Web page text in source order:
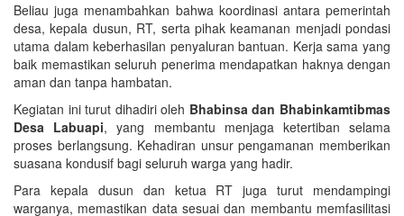
Beliau juga menambahkan bahwa koordinasi antara pemerintah
desa, kepala dusun, RT, serta pihak keamanan menjadi pondasi
utama dalam keberhasilan penyaluran bantuan. Kerja sama yang
baik memastikan seluruh penerima mendapatkan haknya dengan
aman dan tanpa hambatan.
Kegiatan ini turut dihadiri oleh Bhabinsa dan Bhabinkamtibmas
Desa Labuapi, yang membantu menjaga ketertiban selama
proses berlangsung. Kehadiran unsur pengamanan memberikan
suasana kondusif bagi seluruh warga yang hadir.
Para kepala dusun dan ketua RT juga turut mendampingi
warganya, memastikan data sesuai dan membantu memfasilitasi